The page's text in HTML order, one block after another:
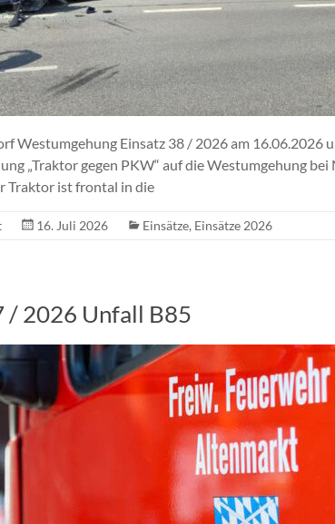
Westumgehung Einsatz 38 / 2026 am 16.06.2026
„Traktor gegen PKW“ auf die Westumgehung
Traktor ist frontal in die
16. Juli 2026 Einsätze, Einsätze 2026
/ 2026 Unfall B85